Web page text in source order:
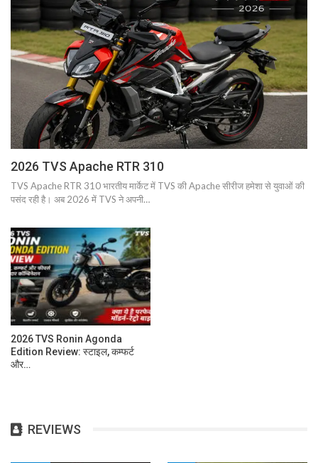
2026 TVS Apache RTR 310
TVS Apache RTR 310 भारतीय मार्केट में TVS की Apache सीरीज हमेशा से युवाओं की
पसंद रही है। अब 2026 में TVS ने अपनी…
2026 TVS Ronin Agonda
Edition Review: स्टाइल, कम्फर्ट
और…
REVIEWS